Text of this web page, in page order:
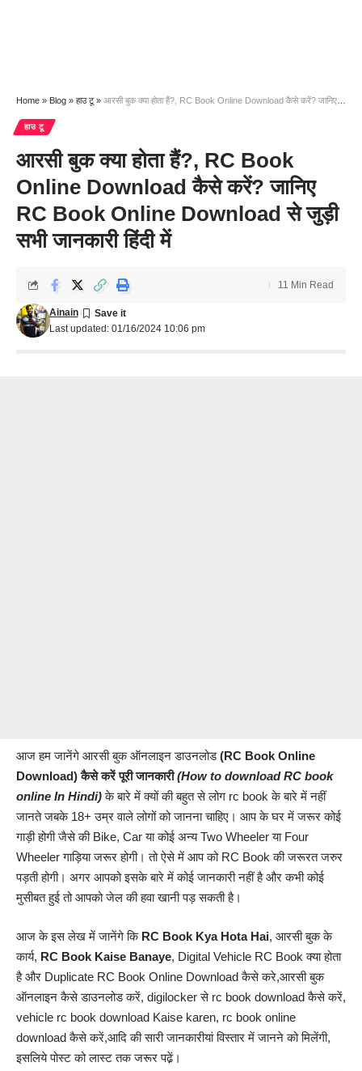
Home » Blog » हाउ टू» आरसी बुक क्या होता हैं?, RC Book Online Download कैसे करें? जानिए RC Book Online Download से जुड़ी सभी जानकारी हिंदी में
हाउ टू
आरसी बुक क्या होता हैं?, RC Book
Online Download कैसे करें? जानिए
RC Book Online Download से जुड़ी
सभी जानकारी हिंदी में
Last updated: 01/16/2024 10:06 pm
Ainain
11 Min Read
आज हम जानेंगे आरसी बुक ऑनलाइन डाउनलोड(RC Book Online
Download) कैसे करेंपूरी जानकारी (How to download RC book
online In Hindi)के बारे में क्यों की बहुत से लोग rc book के बारे में नहीं
जानते जबके 18+ उम्र वाले लोगों को जानना चाहिए। आप के घर में जरूर कोई
गाड़ी होगी जैसे की Bike, Car या कोई अन्य Two Wheeler या Four
Wheeler गाड़िया जरूर होगी। तो ऐसे में आप को RC Book की जरूरत जरुर
पड़ती होगी। अगर आपको इसके बारे में कोई जानकारी नहीं है और कभी कोई
मुसीबत हुई तो आपको जेल की हवा खानी पड़ सकती है।
आज के इस लेख में जानेंगे कि RC Book Kya Hota Hai, आरसी बुक के
कार्य, RC Book Kaise Banaye, Digital Vehicle RC Book क्या होता
है और Duplicate RC Book Online Download कैसे करे,आरसी बुक
ऑनलाइन कैसे डाउनलोड करें, digilocker से rc book download कैसे करें,
vehicle rc book download Kaise karen, rc book online
download कैसे करें,आदि की सारी जानकारीयां विस्तार में जानने को मिलेंगी,
इसलिये पोस्ट को लास्ट तक जरूर पढे़ं।